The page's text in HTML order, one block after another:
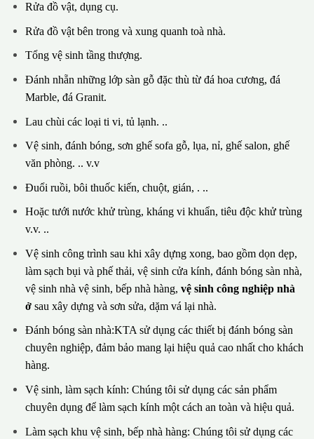
Rửa đồ vật, dụng cụ.
Rửa đồ vật bên trong và xung quanh toà nhà.
Tổng vệ sinh tầng thượng.
Đánh nhẵn những lớp sàn gỗ đặc thù từ đá hoa cương, đá
Marble, đá Granit.
Lau chùi các loại ti vi, tủ lạnh. ..
Vệ sinh, đánh bóng, sơn ghế sofa gỗ, lụa, nỉ, ghế salon, ghế
văn phòng. .. v.v
Đuổi ruồi, bôi thuốc kiến, chuột, gián, . ..
Hoặc tưới nước khử trùng, kháng vi khuẩn, tiêu độc khử trùng
v.v. ..
Vệ sinh công trình sau khi xây dựng xong, bao gồm dọn dẹp,
làm sạch bụi và phế thải, vệ sinh cửa kính, đánh bóng sàn nhà,
vệ sinh nhà vệ sinh, bếp nhà hàng, vệ sinh công nghiệp nhà
ởsau xây dựng và sơn sửa, dặm vá lại nhà.
Đánh bóng sàn nhà:KTA sử dụng các thiết bị đánh bóng sàn
chuyên nghiệp, đảm bảo mang lại hiệu quả cao nhất cho khách
hàng.
Vệ sinh, làm sạch kính: Chúng tôi sử dụng các sản phẩm
chuyên dụng để làm sạch kính một cách an toàn và hiệu quả.
Làm sạch khu vệ sinh, bếp nhà hàng: Chúng tôi sử dụng các